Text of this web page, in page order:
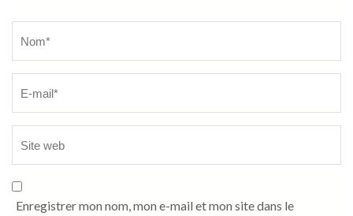
Enregistrer mon nom, mon e-mail et mon site dans le